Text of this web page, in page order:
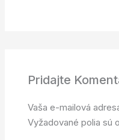
Pridajte
Vaša e-mailová
Vyžadované polia sú